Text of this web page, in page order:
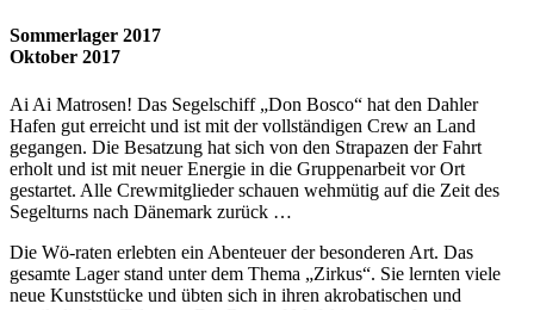
Sommerlager 2017
Oktober 2017
Ai Ai Matrosen! Das Segelschiff „Don Bosco“ hat den Dahler
Hafen gut erreicht und ist mit der vollständigen Crew an Land
gegangen. Die Besatzung hat sich von den Strapazen der Fahrt
erholt und ist mit neuer Energie in die Gruppenarbeit vor Ort
gestartet. Alle Crewmitglieder schauen wehmütig auf die Zeit des
Segelturns nach Dänemark zurück …
Die Wö-raten erlebten ein Abenteuer der besonderen Art. Das
gesamte Lager stand unter dem Thema „Zirkus“. Sie lernten viele
neue Kunststücke und übten sich in ihren akrobatischen und